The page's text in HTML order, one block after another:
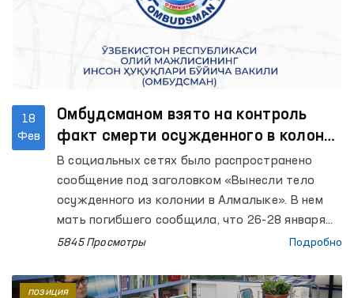
18
Фев
Омбудсманом взято на контроль
факт смерти осужденного в колонии
Алмалыка
В социальных сетях было распространено
сообщение под заголовком «Вынесли тело
осужденного из колонии в Алмалыке». В нем
мать погибшего сообщила, что 26-28 января
этого года встречалась с сыном на
жаловался.
5845 Просмотры Подробно
позиция